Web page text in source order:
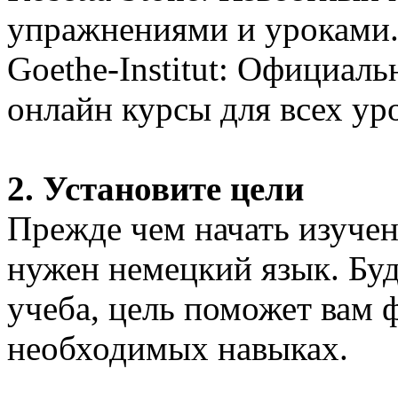
упражнениями и уроками.
Goethe-Institut:
онлайн курсы для всех
2. Установите цели
Прежде чем начать
нужен немецкий язык.
учеба, цель поможет вам
необходимых навыках.